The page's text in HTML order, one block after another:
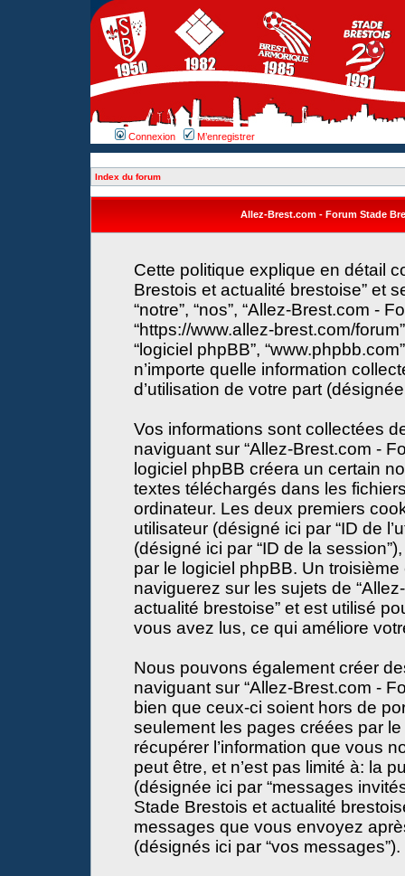
Connexion M’enregistrer
Index du forum
Allez-Brest.com - Forum Stade
Cette politique explique en détail
Brestois et actualité brestoise” et
“notre”, “nos”, “Allez-Brest.com -
“https://www.allez-brest.com/
“logiciel phpBB”,
n’importe quelle information
d’utilisation de votre part
Vos informations sont collectées
naviguant sur “Allez-Brest.com -
logiciel phpBB créera un certain
textes téléchargés dans les
ordinateur. Les deux premiers
utilisateur (désigné ici par “ID de
(désigné ici par “ID de la
par le logiciel phpBB. Un
naviguerez sur les sujets de
actualité brestoise” et est utilisé
vous avez lus, ce qui améliore
Nous pouvons également créer
naviguant sur “Allez-Brest.com -
bien que ceux-ci soient hors de
seulement les pages créées par
récupérer l’information que vous
peut être, et n’est pas limité à: la
(désignée ici par “messages
Stade Brestois et actualité
messages que vous envoyez
(désignés ici par “vos messages”).